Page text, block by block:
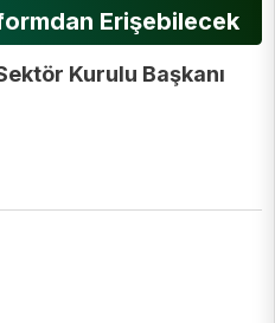
Erişebilecek
Kurulu Başkanı